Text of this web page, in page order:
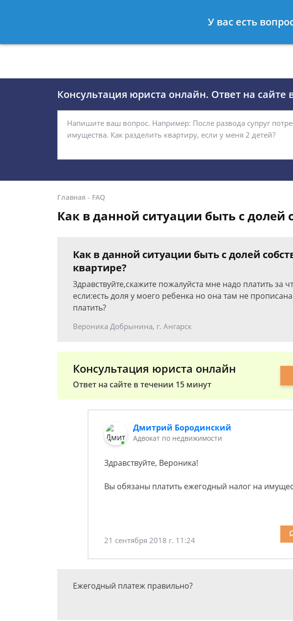
8 812 509-27-47
Консультация юриста онлайн. Ответ на сайте
Главная - FAQ
Как в данной ситуации быть с долей
Как в данной ситуации быть с долей
квартире?
Здравствуйте,скажите пожалуйста мне надо платить за
если:есть доля у моего ребенка но она там не
платить?
Вероника Добрынина, г. Ангарск
Консультация юриста онлайн
Ответ на сайте в течении 15 минут
Дмитрий Бородинский
Адвокат по недвижимости
Здравствуйте, Вероника!
Вы обязаны платить ежегодный налог на
21 сентября 2018 г. 11:24
Ежегодный платеж правильно?
У вас есть